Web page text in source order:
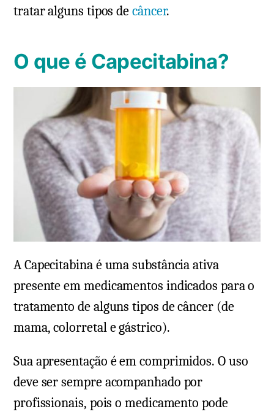
tratar alguns tipos decâncer.
O que é Capecitabina?
A Capecitabina é uma substância ativa
presente em medicamentos indicados para o
tratamento de alguns tipos de câncer (de
mama, colorretal e gástrico).
Sua apresentação é em comprimidos. O uso
deve ser sempre acompanhado por
profissionais, pois o medicamento pode